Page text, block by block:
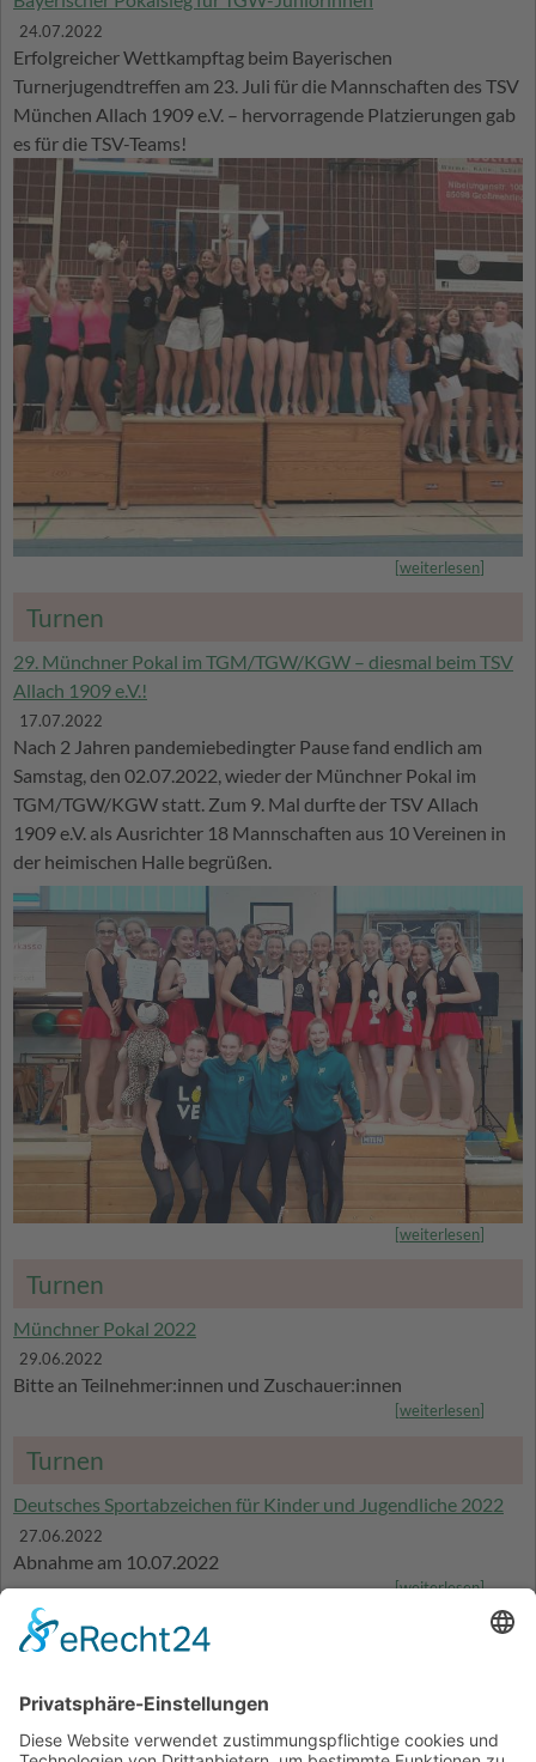
24.07.2022
Erfolgreicher Wettkampftag beim Bayerischen
Turnerjugendtreffen am 23. Juli für die Mannschaften des TSV
München Allach 1909 e.V. – hervorragende Platzierungen gab
es für die TSV-Teams!
[weiterlesen]
Turnen
29. Münchner Pokal im TGM/TGW/KGW – diesmal beim TSV
Allach 1909 e.V.!
17.07.2022
Nach 2 Jahren pandemiebedingter Pause fand endlich am
Samstag, den 02.07.2022, wieder der Münchner Pokal im
TGM/TGW/KGW statt. Zum 9. Mal durfte der TSV Allach
1909 e.V. als Ausrichter 18 Mannschaften aus 10 Vereinen in
der heimischen Halle begrüßen.
[weiterlesen]
Turnen
Münchner Pokal 2022
29.06.2022
Bitte an Teilnehmer:innen und Zuschauer:innen
[weiterlesen]
Turnen
Deutsches Sportabzeichen für Kinder und Jugendliche 2022
27.06.2022
Abnahme am 10.07.2022
[weiterlesen]
Turnen
20.06.2022
Durchlaufplan ist offiziell